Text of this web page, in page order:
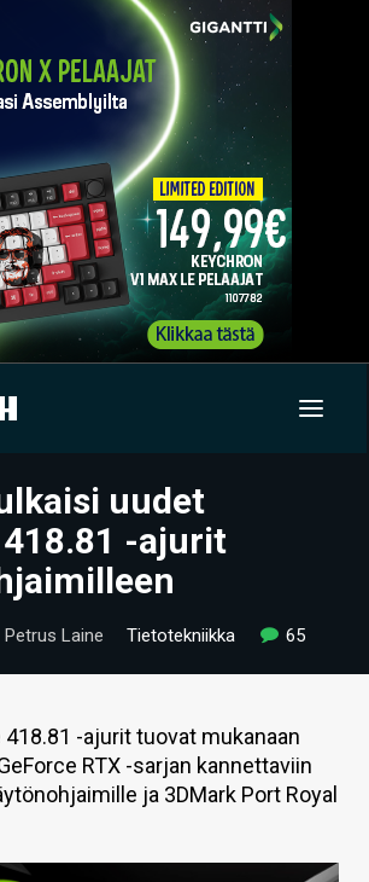
uudet
418.81 -ajurit
Petrus Laine Tietotekniikka 65
418.81 -ajurit tuovat mukanaan
RTX -sarjan kannettaviin
ja 3DMark Port Royal